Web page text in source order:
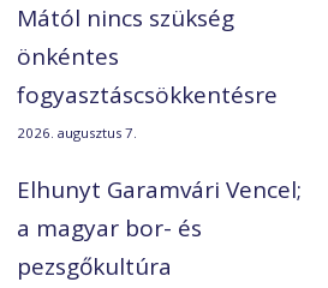
Mától nincs szükség
önkéntes
fogyasztáscsökkentésre
2026. augusztus 7.
Elhunyt Garamvári Vencel;
a magyar bor- és
pezsgőkultúra